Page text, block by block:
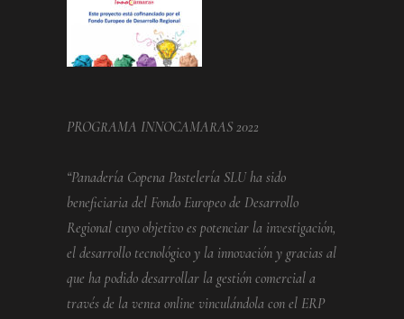
PROGRAMA INNOCAMARAS 2022
“Panadería Copena Pastelería SLU ha sido
beneficiaria del Fondo Europeo de Desarrollo
Regional cuyo objetivo es potenciar la investigación,
el desarrollo tecnológico y la innovación y gracias al
que ha podido desarrollar la gestión comercial a
través de la venta online vinculándola con el ERP